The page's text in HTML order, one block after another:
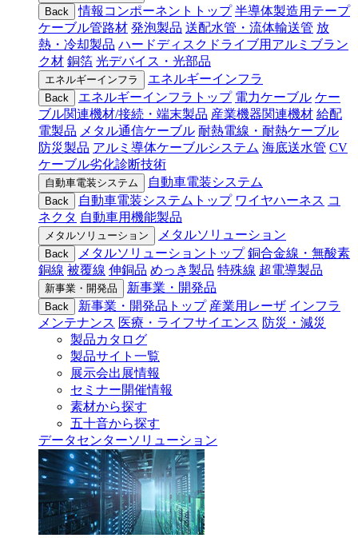
Back 情報コンポーネントトップ 半導体製造用テープ
ケーブル管路材 発泡製品 送配水管・流体輸送管 放
熱・冷却製品 ハードディスクドライブ用アルミブラン
ク材 銅箔 光デバイス・光部品
エネルギーインフラ エネルギーインフラ
Back エネルギーインフラトップ 電力ケーブル ケー
ブル関連機材/接続・端末製品 産業機器関連機材 給配
電製品 メタル通信ケーブル 耐熱電線・耐熱ケーブル
防災製品 アルミ導体ケーブルシステム 海底送水管 CV
ケーブル劣化診断技術
自動車電装システム 自動車電装システム
Back 自動車電装システムトップ ワイヤハーネス コ
ネクタ 自動車用機能製品
メタルソリューション メタルソリューション
Back メタルソリューショントップ 銅合金線・無酸素
銅線 被覆線 伸銅品 めっき製品 特殊線 超電導製品
新事業・開発品 新事業・開発品
Back 新事業・開発品トップ 産業用レーザ インフラ
メンテナンス 医療・ライフサイエンス 防災・減災
製品カタログ
製品サイト一覧
展示会出展情報
セミナー開催情報
素材から探す
五十音から探す
データセンターソリューション